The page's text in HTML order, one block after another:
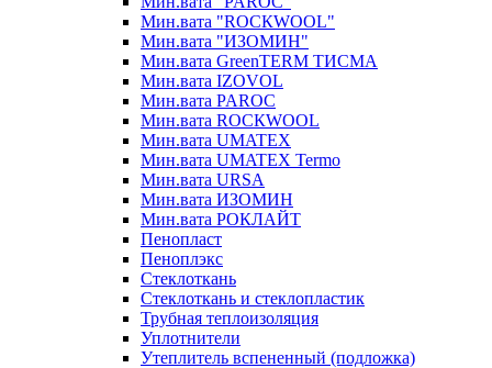
Мин.вата "ROCКWOOL"
Мин.вата "ИЗОМИН"
Мин.вата GreenTERM ТИСМА
Мин.вата IZOVOL
Мин.вата PAROC
Мин.вата ROCКWOOL
Мин.вата UMATEX
Мин.вата UMATEX Termo
Мин.вата URSA
Мин.вата ИЗОМИН
Мин.вата РОКЛАЙТ
Пенопласт
Пеноплэкс
Стеклоткань
Стеклоткань и стеклопластик
Трубная теплоизоляция
Уплотнители
Утеплитель вспененный (подложка)